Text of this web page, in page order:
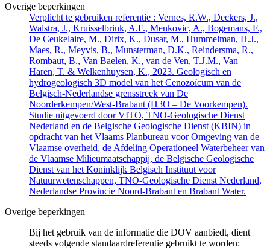
Overige beperkingen
Verplicht te gebruiken referentie : Vernes, R.W., Deckers, J.,
Walstra, J., Kruisselbrink, A.F., Menkovic, A., Bogemans, F.,
De Ceukelaire, M., Dirix, K., Dusar, M., Hummelman, H.J.,
Maes, R., Meyvis, B., Munsterman, D.K., Reindersma, R.,
Rombaut, B., Van Baelen, K., van de Ven, T.J.M., Van
Haren, T. & Welkenhuysen, K., 2023. Geologisch en
hydrogeologisch 3D model van het Cenozoïcum van de
Belgisch-Nederlandse grensstreek van De
Noorderkempen/West-Brabant (H3O – De Voorkempen).
Studie uitgevoerd door VITO, TNO-Geologische Dienst
Nederland en de Belgische Geologische Dienst (KBIN) in
opdracht van het Vlaams Planbureau voor Omgeving van de
Vlaamse overheid, de Afdeling Operationeel Waterbeheer van
de Vlaamse Milieumaatschappij, de Belgische Geologische
Dienst van het Koninklijk Belgisch Instituut voor
Natuurwetenschappen, TNO-Geologische Dienst Nederland,
Nederlandse Provincie Noord-Brabant en Brabant Water.
Overige beperkingen
Bij het gebruik van de informatie die DOV aanbiedt, dient
steeds volgende standaardreferentie gebruikt te worden: